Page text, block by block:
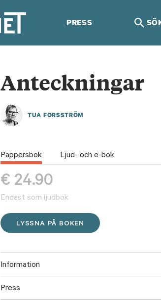
PRESS
Anteckningar
TUA FORSSTRÖM
Pappersbok Ljud- och e-bok
€ 24.90
Endast som ljudbok
LYSSNA PÅ BOKEN
Information
ISBN: 9789523331303
Press